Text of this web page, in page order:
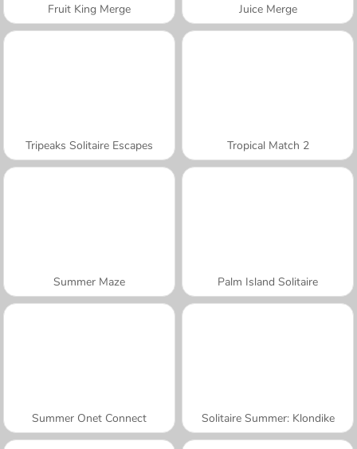
Fruit King Merge Juice Merge
Tripeaks Solitaire Escapes Tropical Match 2
Summer Maze Palm Island Solitaire
Summer Onet Connect Solitaire Summer: Klondike